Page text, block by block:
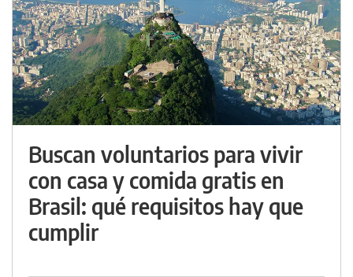
Buscan voluntarios para vivir
con casa y comida gratis en
Brasil: qué requisitos hay que
cumplir